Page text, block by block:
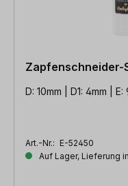
Zapfenschneider-
D: 10mm | D1: 4mm |
Art.-Nr.: E-52450
Auf Lager, Lieferung